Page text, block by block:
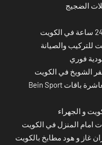
الضجيج
للتركيب والصيانة
فوري
الشويخ في الكويت
اشتراك بي ان سبورت المنطقة العاشرة باقات Bein Sport
و الجهراء
امام المنزل في الكويت
غاز و هود مطابخ بالكويت